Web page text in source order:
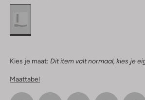
Kies je maat: Dit item valt normaal, kies je
Maattabel